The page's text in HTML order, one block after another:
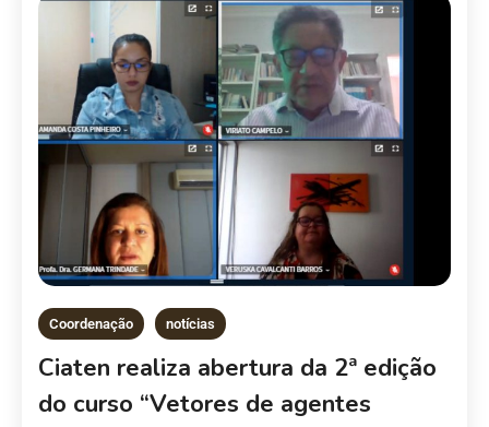
Coordenação notícias
Ciaten realiza abertura da 2ª edição
do curso “Vetores de agentes